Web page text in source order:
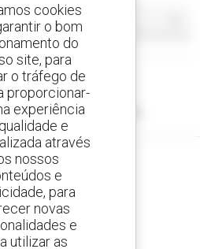
à sua pesquisa.
seus alertas
de equipamentos usados
cookies
o bom
do
site, para
o tráfego de
proporcionar-
experiência
e
através
nossos
e
para
novas
e
utilizar as